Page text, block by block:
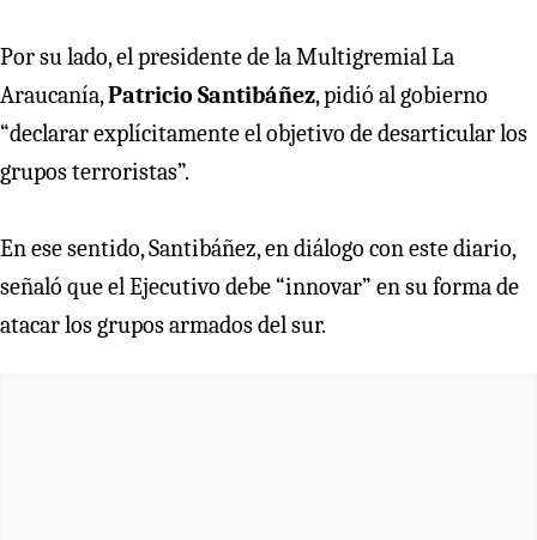
Por su lado, el presidente de la Multigremial La
Araucanía,Patricio Santibáñez, pidió al gobierno
“declarar explícitamente el objetivo de desarticular los
grupos terroristas”.
En ese sentido, Santibáñez, en diálogo con este diario,
señaló que el Ejecutivo debe “innovar” en su forma de
atacar los grupos armados del sur.